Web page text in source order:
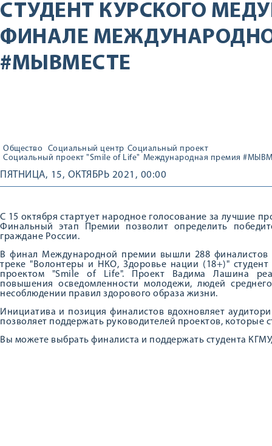
СТУДЕНТ КУРСКОГО
ФИНАЛЕ
#МЫВМЕСТЕ
Общество Социальный центр Социальный проект
Социальный проект "Smile of Life" Международная премия
ПЯТНИЦА, 15, ОКТЯБРЬ 2021, 00:00
С 15 октября стартует народное голосование за
Финальный этап Премии позволит определить
граждане России.
В финал Международной премии вышли 288 финалистов
треке "Волонтеры и НКО, Здоровье нации (18+)"
проектом "Smile of Life". Проект Вадима Лашина
повышения осведомленности молодежи, людей
несоблюдении правил здорового образа жизни.
Инициатива и позиция финалистов вдохновляет
позволяет поддержать руководителей проектов, которые
Вы можете выбрать финалиста и поддержать студента